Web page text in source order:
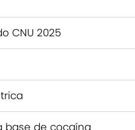
CNU 2025
base de cocaína